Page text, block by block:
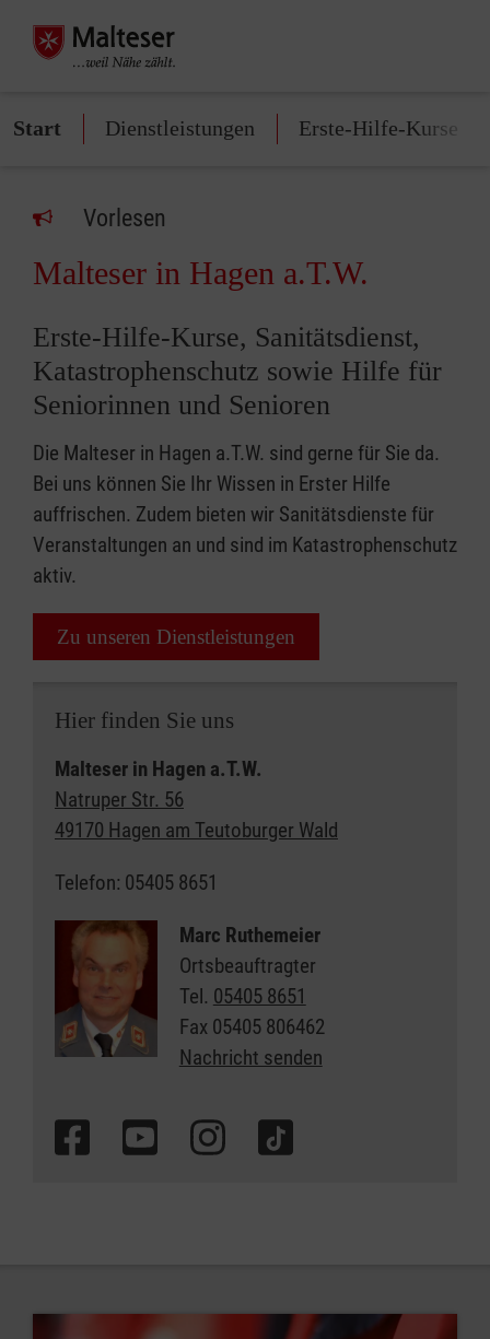
Start Dienstleistungen Erste-Hilfe-Kurse
Vorlesen
Malteser in Hagen a.T.W.
Erste-Hilfe-Kurse, Sanitätsdienst,
Katastrophenschutz sowie Hilfe für
Seniorinnen und Senioren
Die Malteser in Hagen a.T.W. sind gerne für Sie da.
Bei uns können Sie Ihr Wissen in Erster Hilfe
auffrischen. Zudem bieten wir Sanitätsdienste für
Veranstaltungen an und sind im Katastrophenschutz
aktiv.
Zu unseren Dienstleistungen
Hier finden Sie uns
Malteser in Hagen a.T.W.
Natruper Str. 56
49170 Hagen am Teutoburger Wald
Telefon: 05405 8651
Marc Ruthemeier
Ortsbeauftragter
Tel. 05405 8651
Fax 05405 806462
Nachricht senden